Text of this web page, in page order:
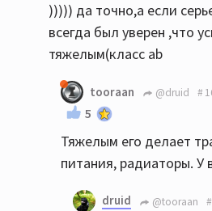
))))) да точно,а если
всегда был уверен ,что
тяжелым(класс ab
tooraan @druid
5
Тяжелым его делает
питания, радиаторы. У
druid @tooraan